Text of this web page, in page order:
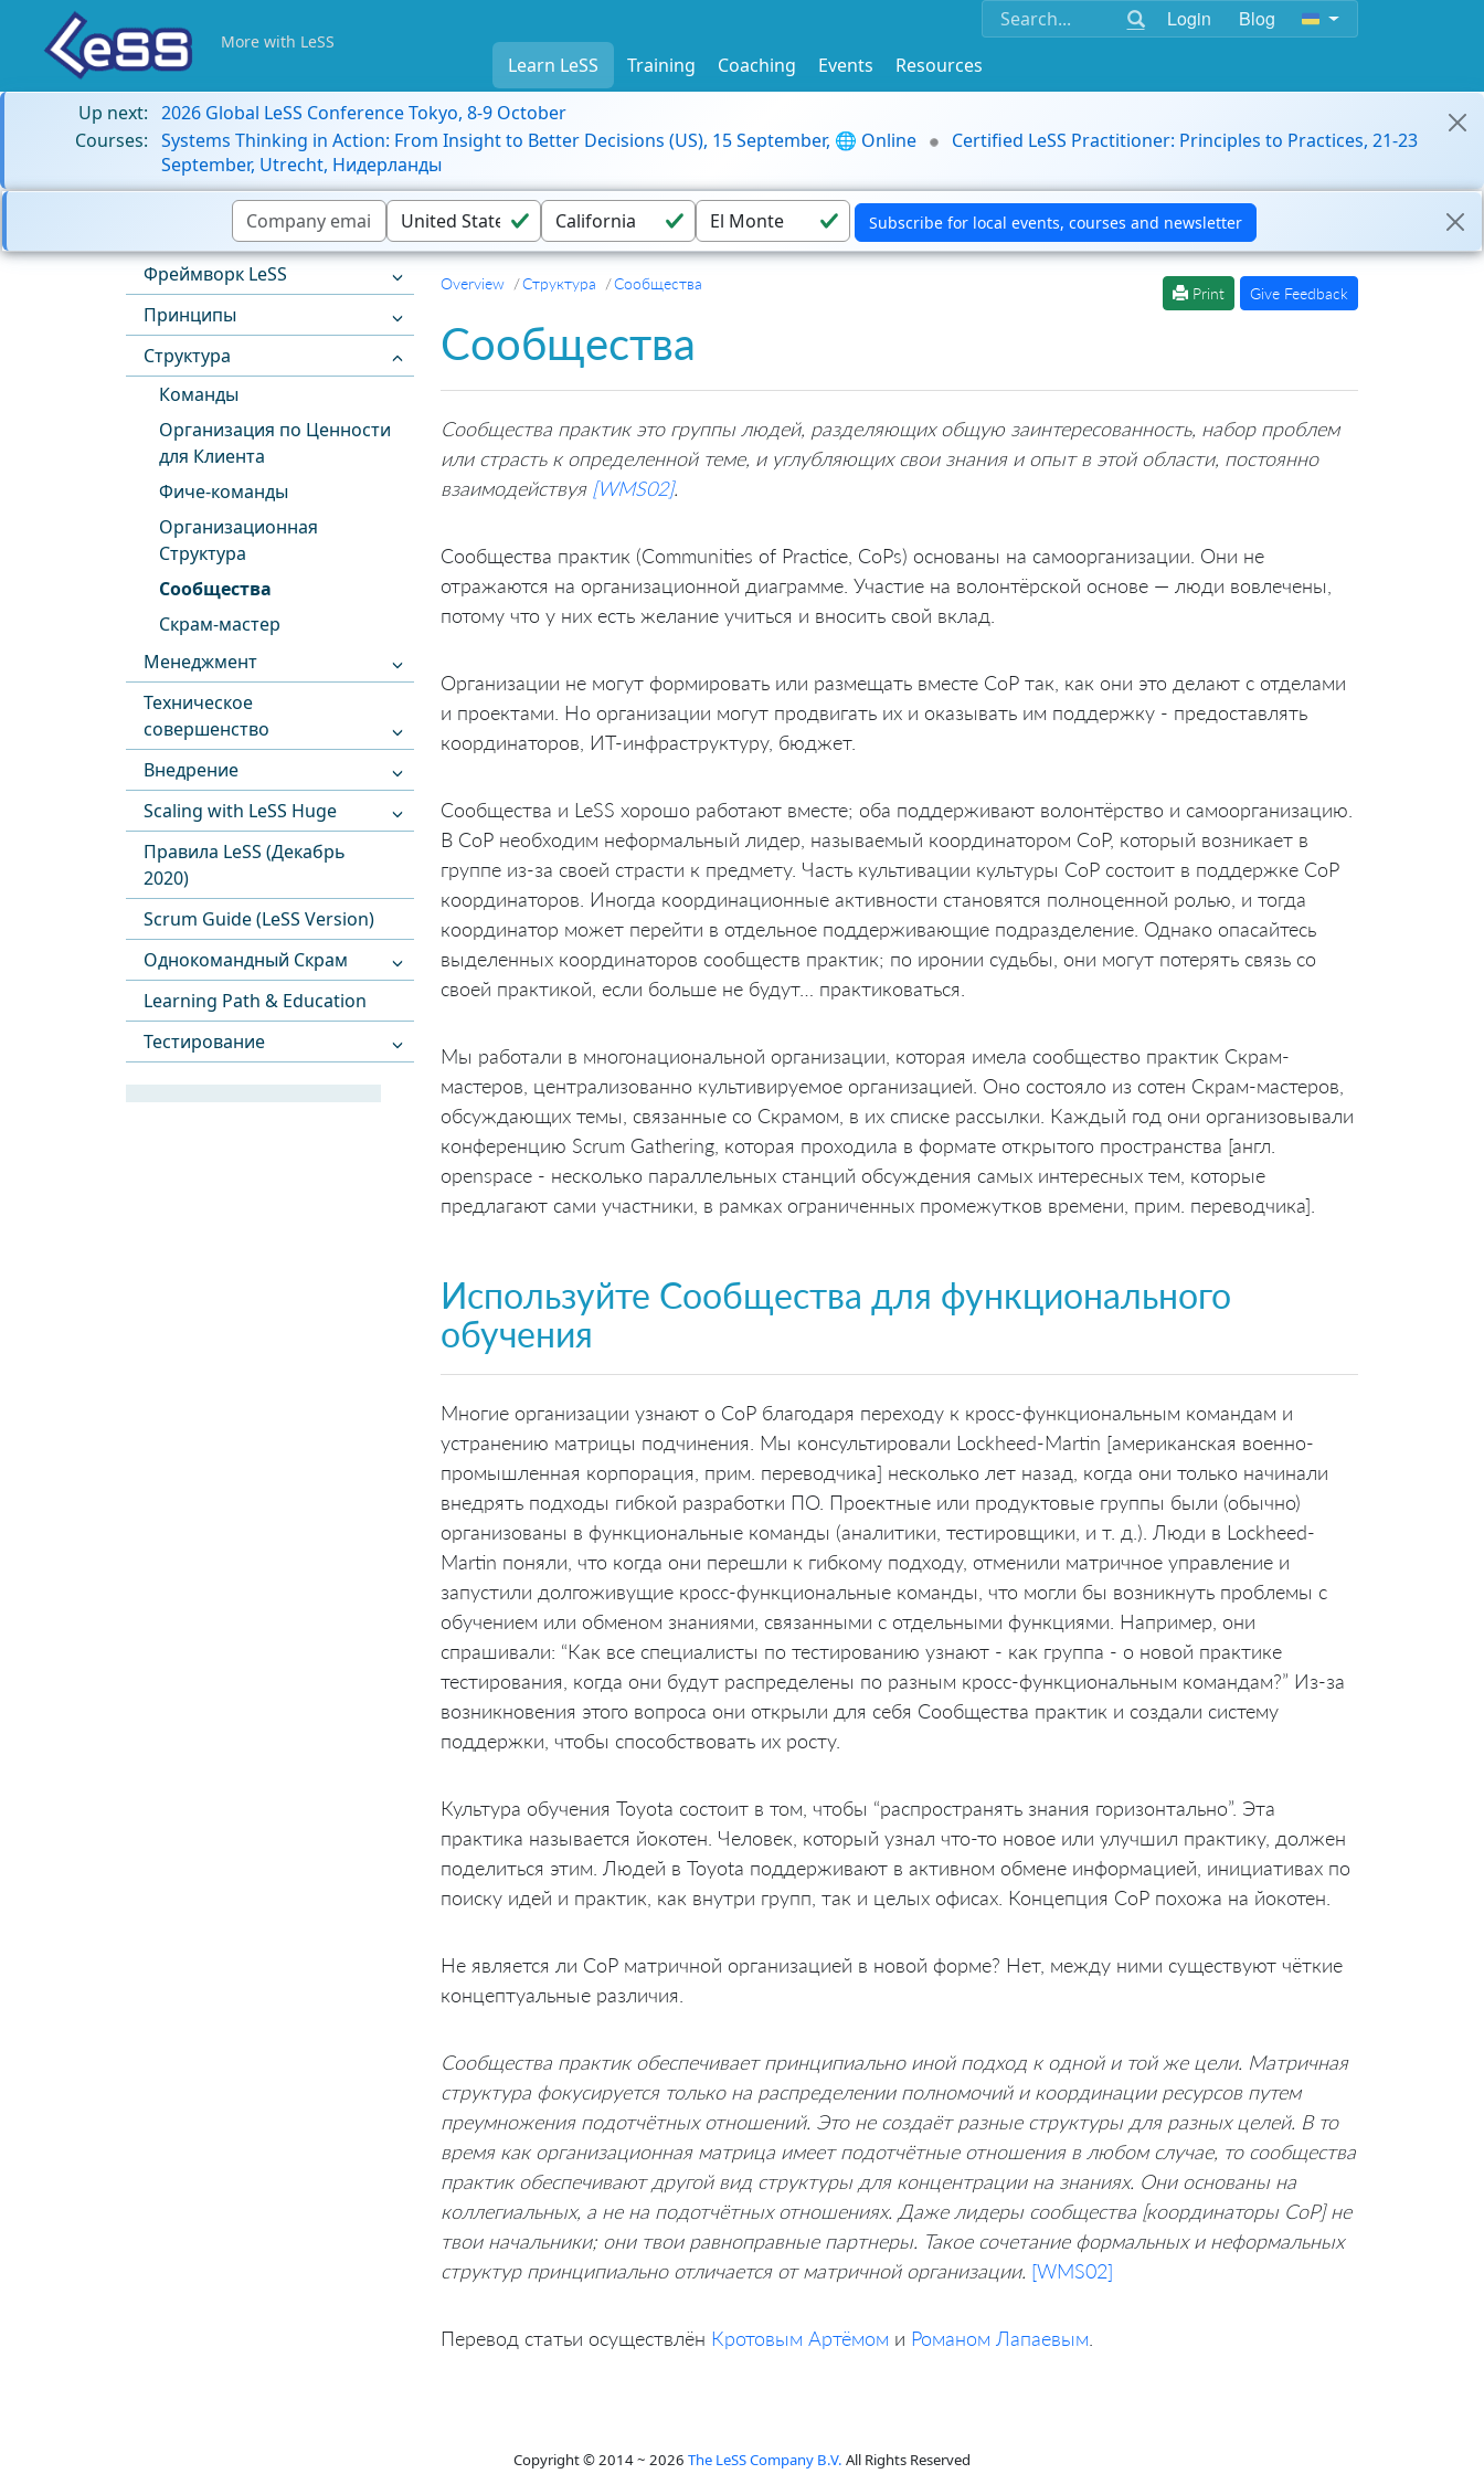
Login Blog
More with LeSS
Learn LeSS Training Coaching Events
Resources
Up next: 2026 Global LeSS Conference Tokyo, 8-9 October
Courses: Systems Thinking in Action: From Insight to Better Decisions (US), 15 September, 🌐 Online
Certified LeSS Practitioner: Principles to Practices, 21-23
September, Utrecht, Нидерланды
Фреймворк LeSS
Принципы
Структура
Команды
Организация по Ценности
для Клиента
Фиче-команды
Организационная
Структура
Сообщества
Скрам-мастер
Менеджмент
Техническое
совершенство
Внедрение
Scaling with LeSS Huge
Правила LeSS (Декабрь
2020)
Scrum Guide (LeSS Version)
Однокомандный Скрам
Learning Path & Education
Тестирование
Overview Структура Сообщества
Print Give Feedback
Сообщества
Сообщества практик это группы людей, разделяющих общую заинтересованность, набор проблем
или страсть к определенной теме, и углубляющих свои знания и опыт в этой области, постоянно
взаимодействуя [WMS02].
Сообщества практик (Communities of Practice, CoPs) основаны на самоорганизации. Они не
отражаются на организационной диаграмме. Участие на волонтёрской основе — люди вовлечены,
потому что у них есть желание учиться и вносить свой вклад.
Организации не могут формировать или размещать вместе CoP так, как они это делают с отделами
и проектами. Но организации могут продвигать их и оказывать им поддержку - предоставлять
координаторов, ИТ-инфраструктуру, бюджет.
Сообщества и LeSS хорошо работают вместе; оба поддерживают волонтёрство и самоорганизацию.
В CoP необходим неформальный лидер, называемый координатором CoP, который возникает в
группе из-за своей страсти к предмету. Часть культивации культуры CoP состоит в поддержке CoP
координаторов. Иногда координационные активности становятся полноценной ролью, и тогда
координатор может перейти в отдельное поддерживающие подразделение. Однако опасайтесь
выделенных координаторов сообществ практик; по иронии судьбы, они могут потерять связь со
своей практикой, если больше не будут… практиковаться.
Мы работали в многонациональной организации, которая имела сообщество практик Скрам-
мастеров, централизованно культивируемое организацией. Оно состояло из сотен Скрам-мастеров,
обсуждающих темы, связанные со Скрамом, в их списке рассылки. Каждый год они организовывали
конференцию Scrum Gathering, которая проходила в формате открытого пространства [англ.
openspace - несколько параллельных станций обсуждения самых интересных тем, которые
предлагают сами участники, в рамках ограниченных промежутков времени, прим. переводчика].
Используйте Сообщества для функционального
обучения
Многие организации узнают о CoP благодаря переходу к кросс-функциональным командам и
устранению матрицы подчинения. Мы консультировали Lockheed-Martin [американская военно-
промышленная корпорация, прим. переводчика] несколько лет назад, когда они только начинали
внедрять подходы гибкой разработки ПО. Проектные или продуктовые группы были (обычно)
организованы в функциональные команды (аналитики, тестировщики, и т. д.). Люди в Lockheed-
Martin поняли, что когда они перешли к гибкому подходу, отменили матричное управление и
запустили долгоживущие кросс-функциональные команды, что могли бы возникнуть проблемы с
обучением или обменом знаниями, связанными с отдельными функциями. Например, они
спрашивали: “Как все специалисты по тестированию узнают - как группа - о новой практике
тестирования, когда они будут распределены по разным кросс-функциональным командам?” Из-за
возникновения этого вопроса они открыли для себя Сообщества практик и создали систему
поддержки, чтобы способствовать их росту.
Культура обучения Toyota состоит в том, чтобы “распространять знания горизонтально”. Эта
практика называется йокотен. Человек, который узнал что-то новое или улучшил практику, должен
поделиться этим. Людей в Toyota поддерживают в активном обмене информацией, инициативах по
поиску идей и практик, как внутри групп, так и целых офисах. Концепция CoP похожа на йокотен.
Не является ли CoP матричной организацией в новой форме? Нет, между ними существуют чёткие
концептуальные различия.
Сообщества практик обеспечивает принципиально иной подход к одной и той же цели. Матричная
структура фокусируется только на распределении полномочий и координации ресурсов путем
преумножения подотчётных отношений. Это не создаёт разные структуры для разных целей. В то
время как организационная матрица имеет подотчётные отношения в любом случае, то сообщества
практик обеспечивают другой вид структуры для концентрации на знаниях. Они основаны на
коллегиальных, а не на подотчётных отношениях. Даже лидеры сообщества [координаторы CoP] не
твои начальники; они твои равноправные партнеры. Такое сочетание формальных и неформальных
структур принципиально отличается от матричной организации. [WMS02]
Перевод статьи осуществлён Кротовым Артёмом и Романом Лапаевым
Copyright © 2014 ~ 2026 The LeSS Company B.V. All Rights Reserved